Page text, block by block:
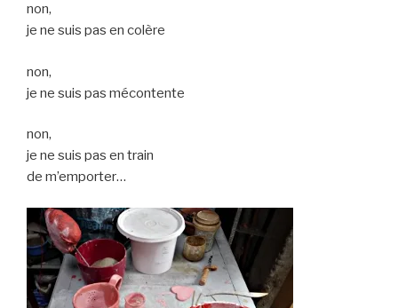
non,
je ne suis pas en colère
non,
je ne suis pas mécontente
non,
je ne suis pas en train
de m’emporter…